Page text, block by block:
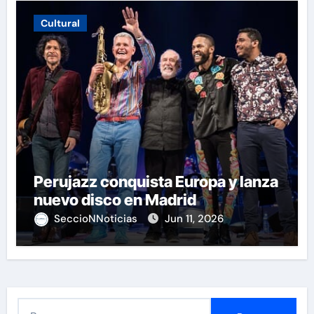
Cultural
Perujazz conquista Europa y lanza
nuevo disco en Madrid
SeccioNNoticias Jun 11, 2026